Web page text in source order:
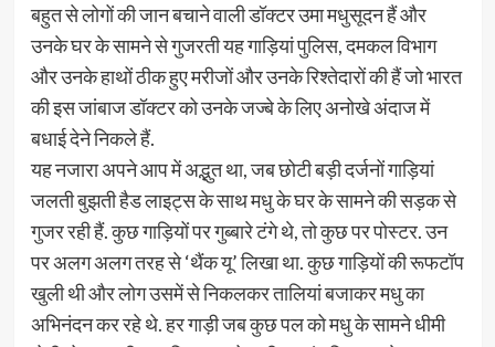
बहुत से लोगों की जान बचाने वाली डॉक्टर उमा मधुसूदन हैं और
उनके घर के सामने से गुजरती यह गाड़ियां पुलिस, दमकल विभाग
और उनके हाथों ठीक हुए मरीजों और उनके रिश्तेदारों की हैं जो भारत
की इस जांबाज डॉक्टर को उनके जज्बे के लिए अनोखे अंदाज में
बधाई देने निकले हैं.
यह नजारा अपने आप में अद्भुत था, जब छोटी बड़ी दर्जनों गाड़ियां
जलती बुझती हैड लाइट्स के साथ मधु के घर के सामने की सड़क से
गुजर रही हैं. कुछ गाड़ियों पर गुब्बारे टंगे थे, तो कुछ पर पोस्टर. उन
पर अलग अलग तरह से ‘थैंक यू’ लिखा था. कुछ गाड़ियों की रूफटॉप
खुली थी और लोग उसमें से निकलकर तालियां बजाकर मधु का
अभिनंदन कर रहे थे. हर गाड़ी जब कुछ पल को मधु के सामने धीमी